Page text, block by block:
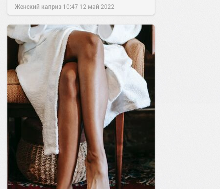
Женский каприз 10:47 12 май 2022